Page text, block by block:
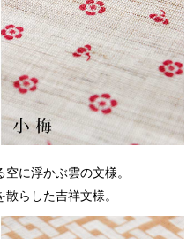
に浮かぶ雲の文様。
らした吉祥文様。